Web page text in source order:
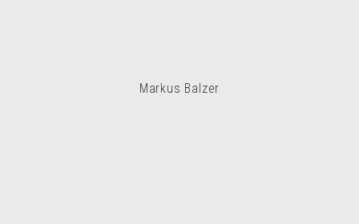
Markus Balzer